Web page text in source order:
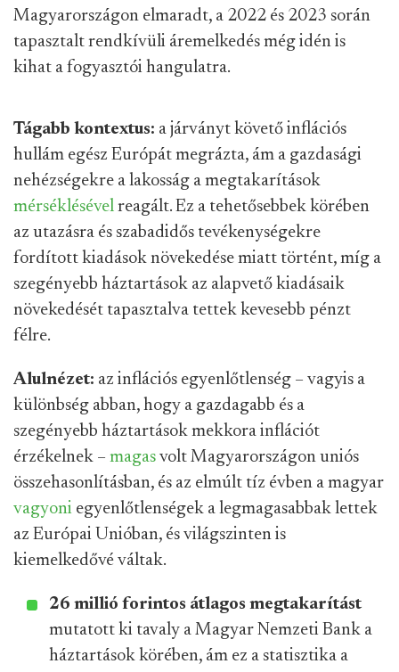
Magyarországon elmaradt, a 2022 és 2023 során
tapasztalt rendkívüli áremelkedés még idén is
kihat a fogyasztói hangulatra.
Tágabb kontextus: a járványt követő inflációs
hullám egész Európát megrázta, ám a gazdasági
nehézségekre a lakosság a megtakarítások
mérséklésével reagált. Ez a tehetősebbek körében
az utazásra és szabadidős tevékenységekre
fordított kiadások növekedése miatt történt, míg a
szegényebb háztartások az alapvető kiadásaik
növekedését tapasztalva tettek kevesebb pénzt
félre.
Alulnézet: az inflációs egyenlőtlenség – vagyis a
különbség abban, hogy a gazdagabb és a
szegényebb háztartások mekkora inflációt
érzékelnek – magas volt Magyarországon uniós
összehasonlításban, és az elmúlt tíz évben a magyar
vagyoni egyenlőtlenségek a legmagasabbak lettek
az Európai Unióban, és világszinten is
kiemelkedővé váltak.
26 millió forintos átlagos megtakarítást
mutatott ki tavaly a Magyar Nemzeti Bank a
háztartások körében, ám ez a statisztika a